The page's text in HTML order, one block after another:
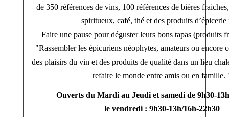
de 350 références de vins, 100 références de bières
spiritueux, café, thé et des produits d’épicerie
Faire une pause pour déguster leurs bons tapas (produits
"Rassembler les épicuriens néophytes, amateurs ou encore
des plaisirs du vin et des produits de qualité dans un lieu
refaire le monde entre amis ou en famille.
Ouverts du Mardi au Jeudi et samedi de 9h30-
le vendredi : 9h30-13h/16h-22h30